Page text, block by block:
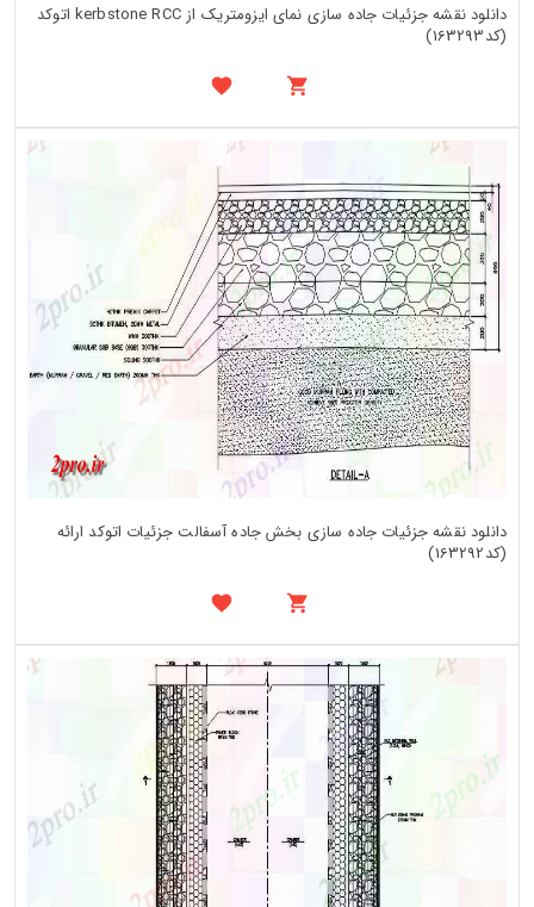
دانلود نقشه جزئیات جاده سازی نمای ایزومتریک از kerbstone RCC اتوکد
(کد163293)
دانلود نقشه جزئیات جاده سازی بخش جاده آسفالت جزئیات اتوکد ارائه
(کد163292)